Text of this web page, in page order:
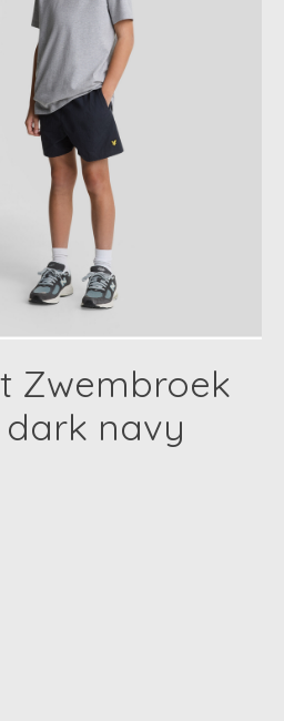
Zwembroek
dark navy
is